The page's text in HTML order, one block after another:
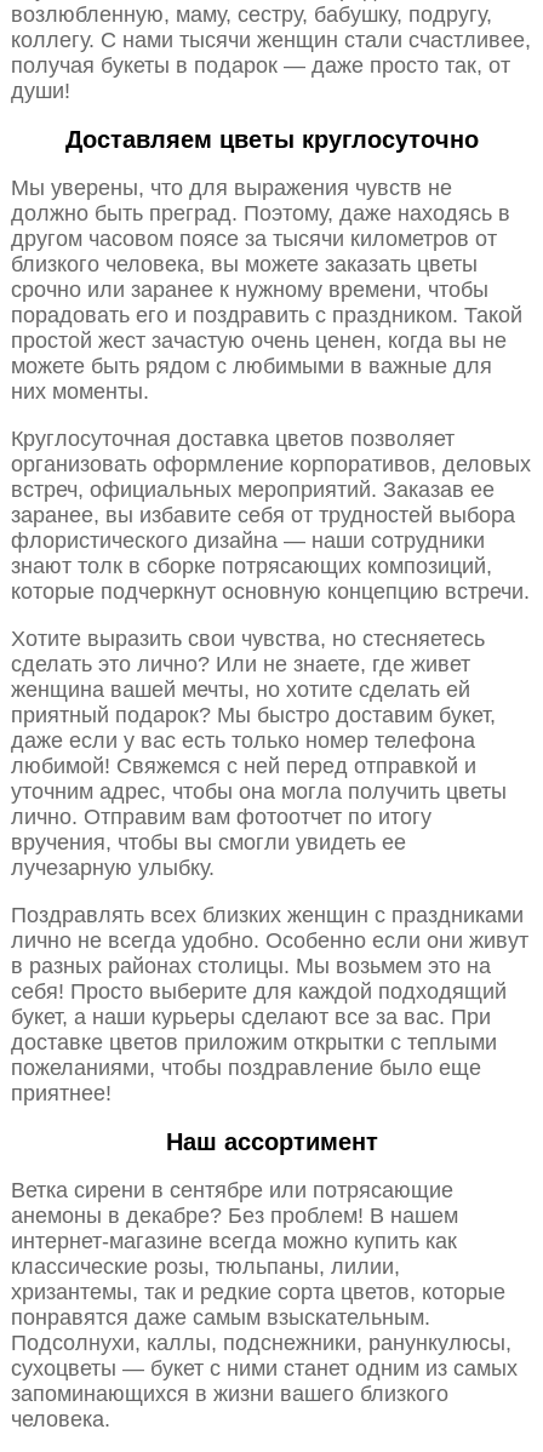
возлюбленную, маму, сестру, бабушку, подругу,
коллегу. С нами тысячи женщин стали счастливее,
получая букеты в подарок — даже просто так, от
души!
Доставляем цветы круглосуточно
Мы уверены, что для выражения чувств не
должно быть преград. Поэтому, даже находясь в
другом часовом поясе за тысячи километров от
близкого человека, вы можете заказать цветы
срочно или заранее к нужному времени, чтобы
порадовать его и поздравить с праздником. Такой
простой жест зачастую очень ценен, когда вы не
можете быть рядом с любимыми в важные для
них моменты.
Круглосуточная доставка цветов позволяет
организовать оформление корпоративов, деловых
встреч, официальных мероприятий. Заказав ее
заранее, вы избавите себя от трудностей выбора
флористического дизайна — наши сотрудники
знают толк в сборке потрясающих композиций,
которые подчеркнут основную концепцию встречи.
Хотите выразить свои чувства, но стесняетесь
сделать это лично? Или не знаете, где живет
женщина вашей мечты, но хотите сделать ей
приятный подарок? Мы быстро доставим букет,
даже если у вас есть только номер телефона
любимой! Свяжемся с ней перед отправкой и
уточним адрес, чтобы она могла получить цветы
лично. Отправим вам фотоотчет по итогу
вручения, чтобы вы смогли увидеть ее
лучезарную улыбку.
Поздравлять всех близких женщин с праздниками
лично не всегда удобно. Особенно если они живут
в разных районах столицы. Мы возьмем это на
себя! Просто выберите для каждой подходящий
букет, а наши курьеры сделают все за вас. При
доставке цветов приложим открытки с теплыми
пожеланиями, чтобы поздравление было еще
приятнее!
Наш ассортимент
Ветка сирени в сентябре или потрясающие
анемоны в декабре? Без проблем! В нашем
интернет-магазине всегда можно купить как
классические розы, тюльпаны, лилии,
хризантемы, так и редкие сорта цветов, которые
понравятся даже самым взыскательным.
Подсолнухи, каллы, подснежники, ранункулюсы,
сухоцветы — букет с ними станет одним из самых
запоминающихся в жизни вашего близкого
человека.